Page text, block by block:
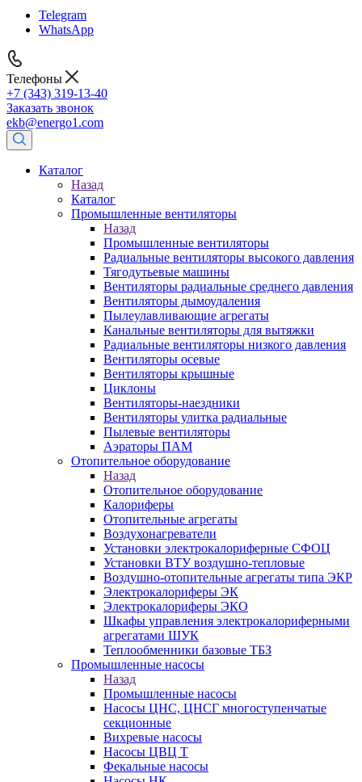
Telegram
WhatsApp
Телефоны
+7 (343) 319-13-40
Заказать звонок
ekb@energo1.com
Каталог
Назад
Каталог
Промышленные вентиляторы
Назад
Промышленные вентиляторы
Радиальные вентиляторы высокого давления
Тягодутьевые машины
Вентиляторы радиальные среднего давления
Вентиляторы дымоудаления
Пылеулавливающие агрегаты
Канальные вентиляторы для вытяжки
Радиальные вентиляторы низкого давления
Вентиляторы осевые
Вентиляторы крышные
Циклоны
Вентиляторы-наездники
Вентиляторы улитка радиальные
Пылевые вентиляторы
Аэраторы ПАМ
Отопительное оборудование
Назад
Отопительное оборудование
Калориферы
Отопительные агрегаты
Воздухонагреватели
Установки электрокалориферные СФОЦ
Установки ВТУ воздушно-тепловые
Воздушно-отопительные агрегаты типа ЭКР
Электрокалориферы ЭК
Электрокалориферы ЭКО
Шкафы управления электрокалориферными
агрегатами ШУК
Теплообменники базовые ТБЗ
Промышленные насосы
Назад
Промышленные насосы
Насосы ЦНС, ЦНСГ многоступенчатые
секционные
Вихревые насосы
Насосы ЦВЦ Т
Фекальные насосы